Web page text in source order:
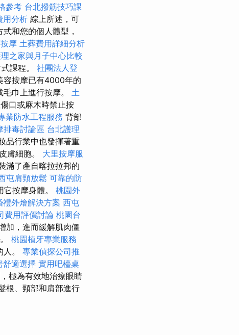
參考 台北撥筋技巧課
用分析 綜上所述，可
和您的個人體型，
摩 土葬費用詳細分析
之家與月子中心比較
課程。 社團法人登
容按摩已有4000年的
巾上進行按摩。 土
口或麻木時禁止按
業防水工程服務 背部
排毒討論區 台北護理
品行業中也發揮著重
膚細胞。 大里按摩服
滿了產自喀拉拉邦的
屯肩頸放鬆 可靠的防
按摩身體。 桃園外
禮外燴解決方案 西屯
費用評價討論 桃園台
加，進而緩解肌肉僵
桃園植牙專業服務
。 專業偵探公司推
舒適選擇 實用吧檯桌
極為有效地治療眼睛
根、頸部和肩部進行